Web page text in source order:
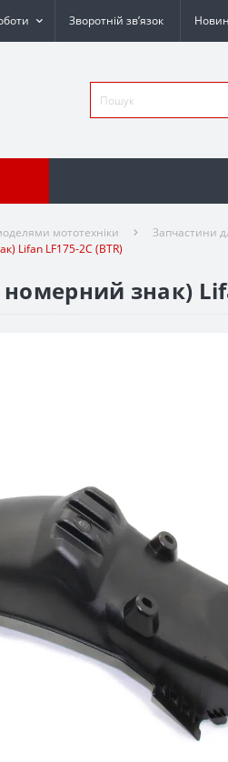
Зворотній зв’язок
мототехніки Запчастини
Lifan LF175-2С (BTR)
знак)